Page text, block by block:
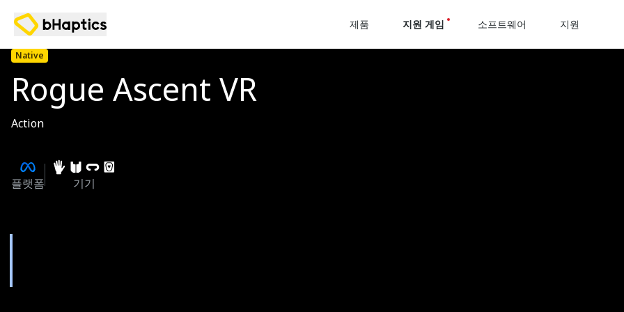
제품 지원 게임 소프트웨어 지원
Native
Rogue Ascent VR
Action
플랫폼 기기